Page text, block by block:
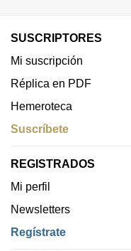
SUSCRIPTORES
Mi suscripción
Réplica en PDF
Hemeroteca
Suscríbete
REGISTRADOS
Mi perfil
Newsletters
Regístrate